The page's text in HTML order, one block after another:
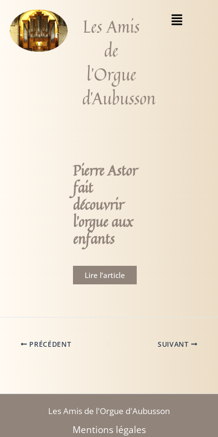
contenu
Les Amis
de
l'Orgue
d'Aubusson
Menu
Pierre Astor
fait
découvrir
l’orgue aux
enfants
Lire l’article
PRÉCÉDENT SUIVANT
Les Amis de l'Orgue d'Aubusson
Mentions légales